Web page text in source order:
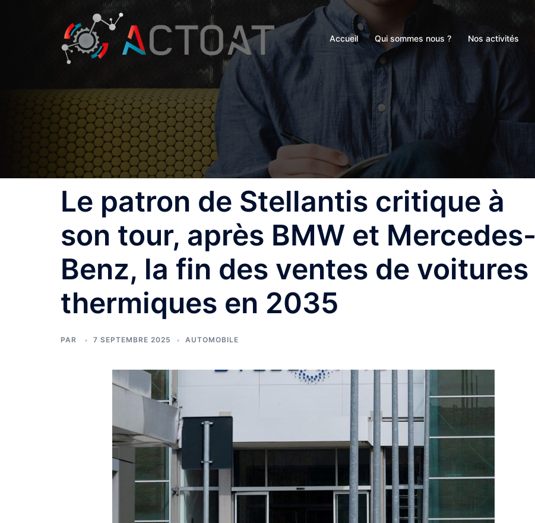
Accueil Qui sommes nous ? Nos activités
Le patron de Stellantis critique à
son tour, après BMW et Mercedes-
Benz, la fin des ventes de voitures
thermiques en 2035
PAR 7 SEPTEMBRE 2025 AUTOMOBILE